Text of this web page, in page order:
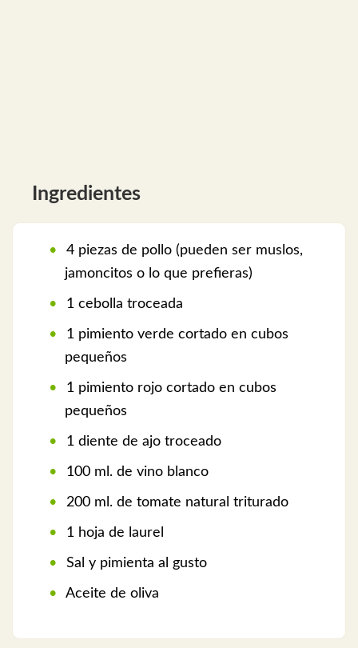
Ingredientes
4 piezas de pollo (pueden ser muslos,
jamoncitos o lo que prefieras)
1 cebolla troceada
1 pimiento verde cortado en cubos
pequeños
1 pimiento rojo cortado en cubos
pequeños
1 diente de ajo troceado
100 ml. de vino blanco
200 ml. de tomate natural triturado
1 hoja de laurel
Sal y pimienta al gusto
Aceite de oliva